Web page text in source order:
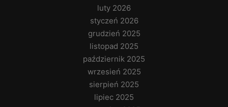
luty 2026
styczeń 2026
grudzień 2025
listopad 2025
październik 2025
wrzesień 2025
sierpień 2025
lipiec 2025